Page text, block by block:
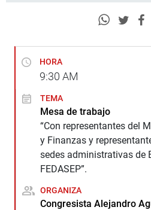
HORA
9:30 AM
TEMA
Mesa de trabajo
“Con representantes del
y Finanzas y
sedes administrativas de
FEDASEP”.
ORGANIZA
Congresista Alejandro